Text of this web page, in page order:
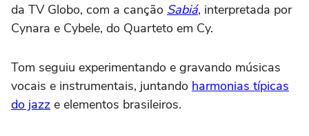
da TV Globo, com a canção Sabiá, interpretada por
Cynara e Cybele, do Quarteto em Cy.
Tom seguiu experimentando e gravando músicas
vocais e instrumentais, juntando harmonias típicas
do jazz e elementos brasileiros.